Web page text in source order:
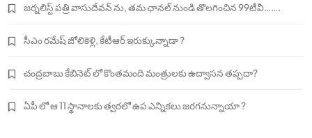
జర్నలిస్ట్ పత్రి వాసుదేవన్ ను, తమ ఛానల్ నుండి తొలగించిన 99టీవీ…….
సీఎం రమేష్ జోలికెళ్లి, కేటీఆర్ ఇరుక్కున్నాడా ?
చంద్రబాబు కేబినెట్ లో కొంతమంది మంత్రులకు ఉద్వాసన తప్పదా?
ఏపీ లో ఆ 11 స్థానాలకు త్వరలో ఉప ఎన్నికలు జరగనున్నాయా ?